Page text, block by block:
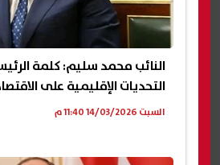
النائب محمد سليم: كلمة
التحديات الإقليمية على
السبت 14/03/2026 11:40 م